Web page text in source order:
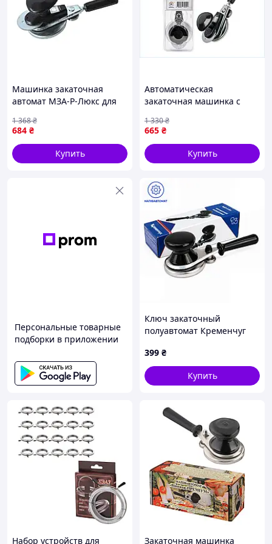
стоимость. Есть вопросы или предложения?
Звоните, мы готовы обсудить!
Качество проверено.
Перед отправкой
каждый товар проходит контроль, чтобы
исключить любые проблемы.
благодаря тщательной упаковке.
Честные фотографии.
Все изображения на
сайте сделаны нами, поэтому вы получаете то, что
Официальные сертификаты.Наши товары
полностью отвечают требованиям безопасности
Мы обслужили более
117 000 клиентов, и почти 40% из них снова
возвращаются. Оставьте свой отзыв – ваше
Машинка закаточная
автомат МЗА-Р-Люкс для
роликом черная для
герметичной закатки
банок
684 ₴
1 368₴
Купить
Автоматическая
закаточная машинка с
герметичной закупорки
стеклянных банок
665 ₴
1 330₴
Купить
Персональные товарные
подборки в приложении
Ключ закаточный
полуавтомат Кременчуг
399 ₴
Купить
Набор устройств для
Закаточная машинка